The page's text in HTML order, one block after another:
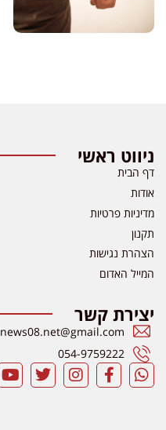
ניווט ראשי
דף הבית
אודות
מדיניות פרטיות
תקנון
הצהרת נגישות
המייל האדום
יצירת קשר
news08.net@gmail.com
054-9759222